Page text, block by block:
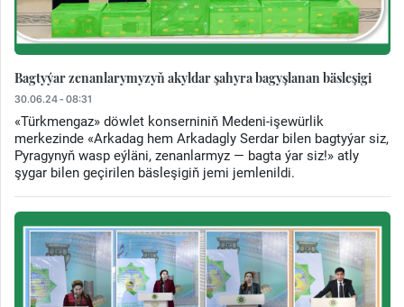
Bagtyýar zenanlarymyzyň akyldar şahyra bagyşlanan bäsleşigi
30.06.24 - 08:31
«Türkmengaz» döwlet konserniniň Medeni-işewürlik
merkezinde «Arkadag hem Arkadagly Serdar bilen bagtyýar siz,
Pyragynyň wasp eýläni, zenanlarmyz — bagta ýar siz!» atly
şygar bilen geçirilen bäsleşigiň jemi jemlenildi.